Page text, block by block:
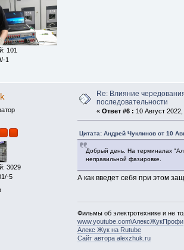
101
1
3029
5
Re: Влияние
последовательности
« Ответ #6 : 10 Август
Цитата: Андрей Чуклинов от 10
Добрый день. На терминалах
неправильной фазировке.
А как введет себя при этом
Фильмы об электротехнике и не
www.youtube.com\АлексЖукПрофи
Алекс Жук на Rutube
Сайт автора alexzhuk.ru